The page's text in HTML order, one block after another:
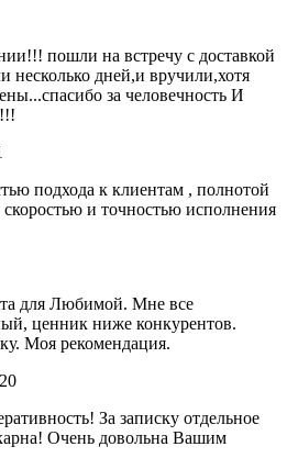
пошли на встречу с доставкой
несколько дней,и вручили,хотя
за человечность И
подхода к клиентам , полнотой
скоростью и точностью исполнения
для Любимой. Мне все
ценник ниже конкурентов.
Моя рекомендация.
За записку отдельное
Очень довольна Вашим